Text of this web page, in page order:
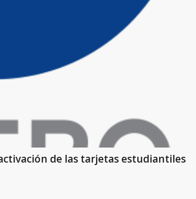
de las tarjetas estudiantiles